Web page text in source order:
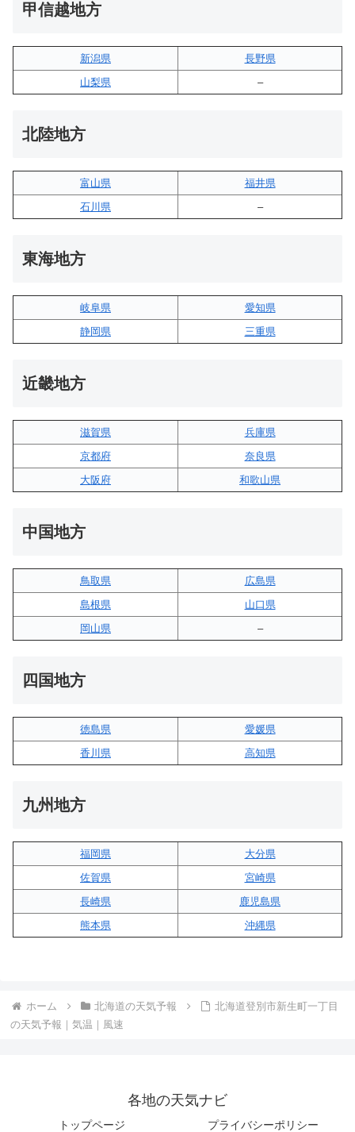
甲信越地方
新潟県
長野県
山梨県
–
北陸地方
富山県
福井県
石川県
–
東海地方
岐阜県
愛知県
静岡県
三重県
近畿地方
滋賀県
兵庫県
京都府
奈良県
大阪府
和歌山県
中国地方
鳥取県
広島県
島根県
山口県
岡山県
–
四国地方
徳島県
愛媛県
香川県
高知県
九州地方
福岡県
大分県
佐賀県
宮崎県
長崎県
鹿児島県
熊本県
沖縄県
ホーム 北海道の天気予報
北海道登別市新生町一丁目
の天気予報｜気温｜風速
各地の天気ナビ
トップページ プライバシーポリシー